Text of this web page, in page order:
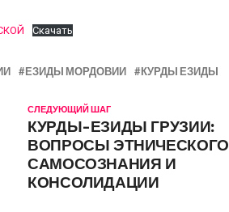
Скачать
ЕЗИДЫ МОРДОВИИ КУРДЫ ЕЗИДЫ
СЛЕДУЮЩИЙ ШАГ
КУРДЫ-ЕЗИДЫ ГРУЗИИ:
ВОПРОСЫ ЭТНИЧЕСКОГО
САМОСОЗНАНИЯ И
КОНСОЛИДАЦИИ